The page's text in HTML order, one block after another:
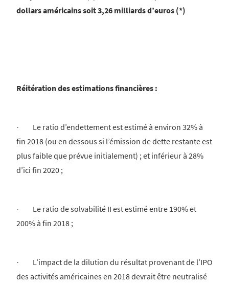
dollars américains soit 3,26 milliards d’euros (*)
Réitération des estimations financières :
· Le ratio d’endettement est estimé à environ 32% à
fin 2018 (ou en dessous si l’émission de dette restante est
plus faible que prévue initialement) ; et inférieur à 28%
d’ici fin 2020 ;
· Le ratio de solvabilité II est estimé entre 190% et
200% à fin 2018 ;
· L’impact de la dilution du résultat provenant de l’IPO
des activités américaines en 2018 devrait être neutralisé